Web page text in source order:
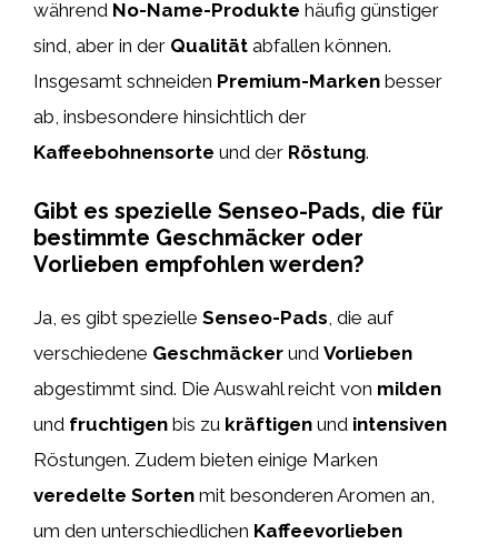
während No-Name-Produkte häufig günstiger
sind, aber in der Qualität abfallen können.
Insgesamt schneiden Premium-Marken besser
ab, insbesondere hinsichtlich der
Kaffeebohnensorte und der Röstung.
Gibt es spezielle Senseo-Pads, die für
bestimmte Geschmäcker oder
Vorlieben empfohlen werden?
Ja, es gibt spezielle Senseo-Pads, die auf
verschiedene Geschmäcker und Vorlieben
abgestimmt sind. Die Auswahl reicht von milden
und fruchtigen bis zu kräftigen und intensiven
Röstungen. Zudem bieten einige Marken
veredelte Sorten mit besonderen Aromen an,
um den unterschiedlichen Kaffeevorlieben